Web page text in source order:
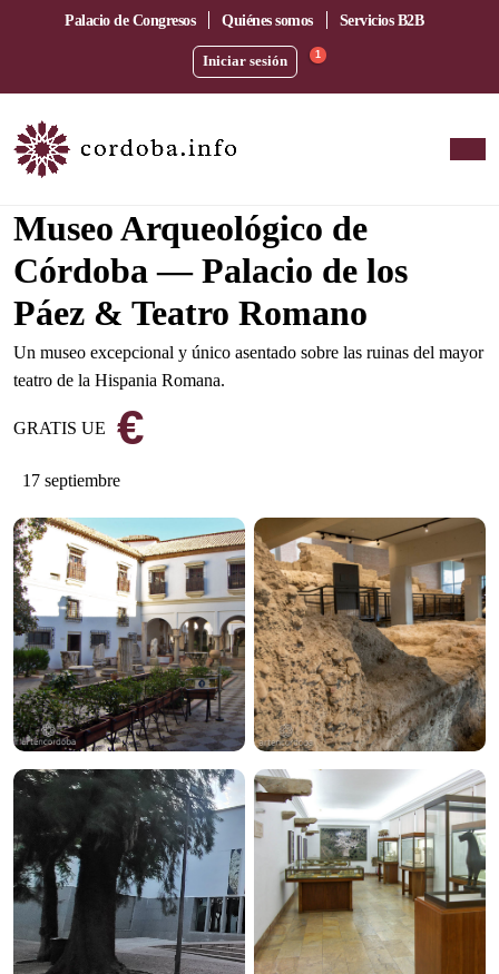
Palacio de Congresos Quiénes somos Servicios B2B
Iniciar sesión 1
Museo Arqueológico de
Córdoba — Palacio de los
Páez & Teatro Romano
Un museo excepcional y único asentado sobre las ruinas del mayor
teatro de la Hispania Romana.
GRATIS UE €
17 septiembre